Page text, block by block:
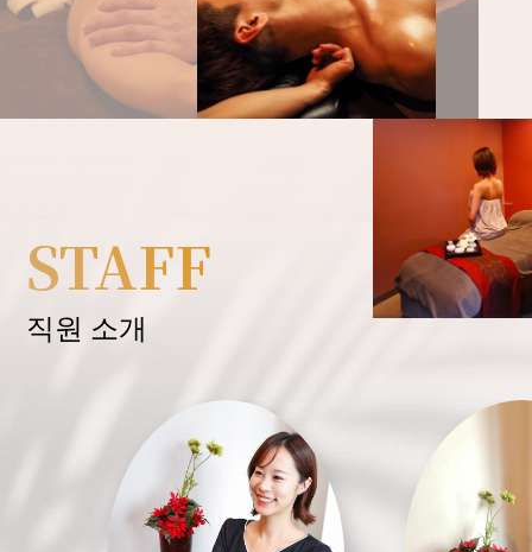
STAFF
직원 소개